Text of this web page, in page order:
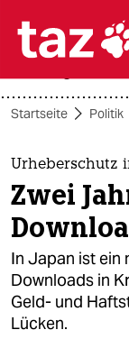

themen
politik
öko
gesellschaft
kultur
Startseite Politik
Urheberschutz
Zwei
In Japan ist ein
Downloads in
Geld- und
Lücken.